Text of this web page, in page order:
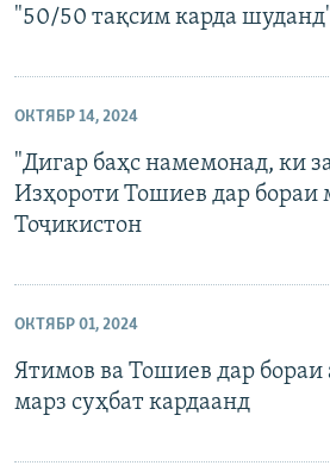
"50/50 тақсим карда
ОКТЯБР 14, 2024
"Дигар баҳс намемонад, ки
Изҳороти Тошиев дар бораи
Тоҷикистон
ОКТЯБР 01, 2024
Ятимов ва Тошиев дар бораи
марз суҳбат кардаaнд